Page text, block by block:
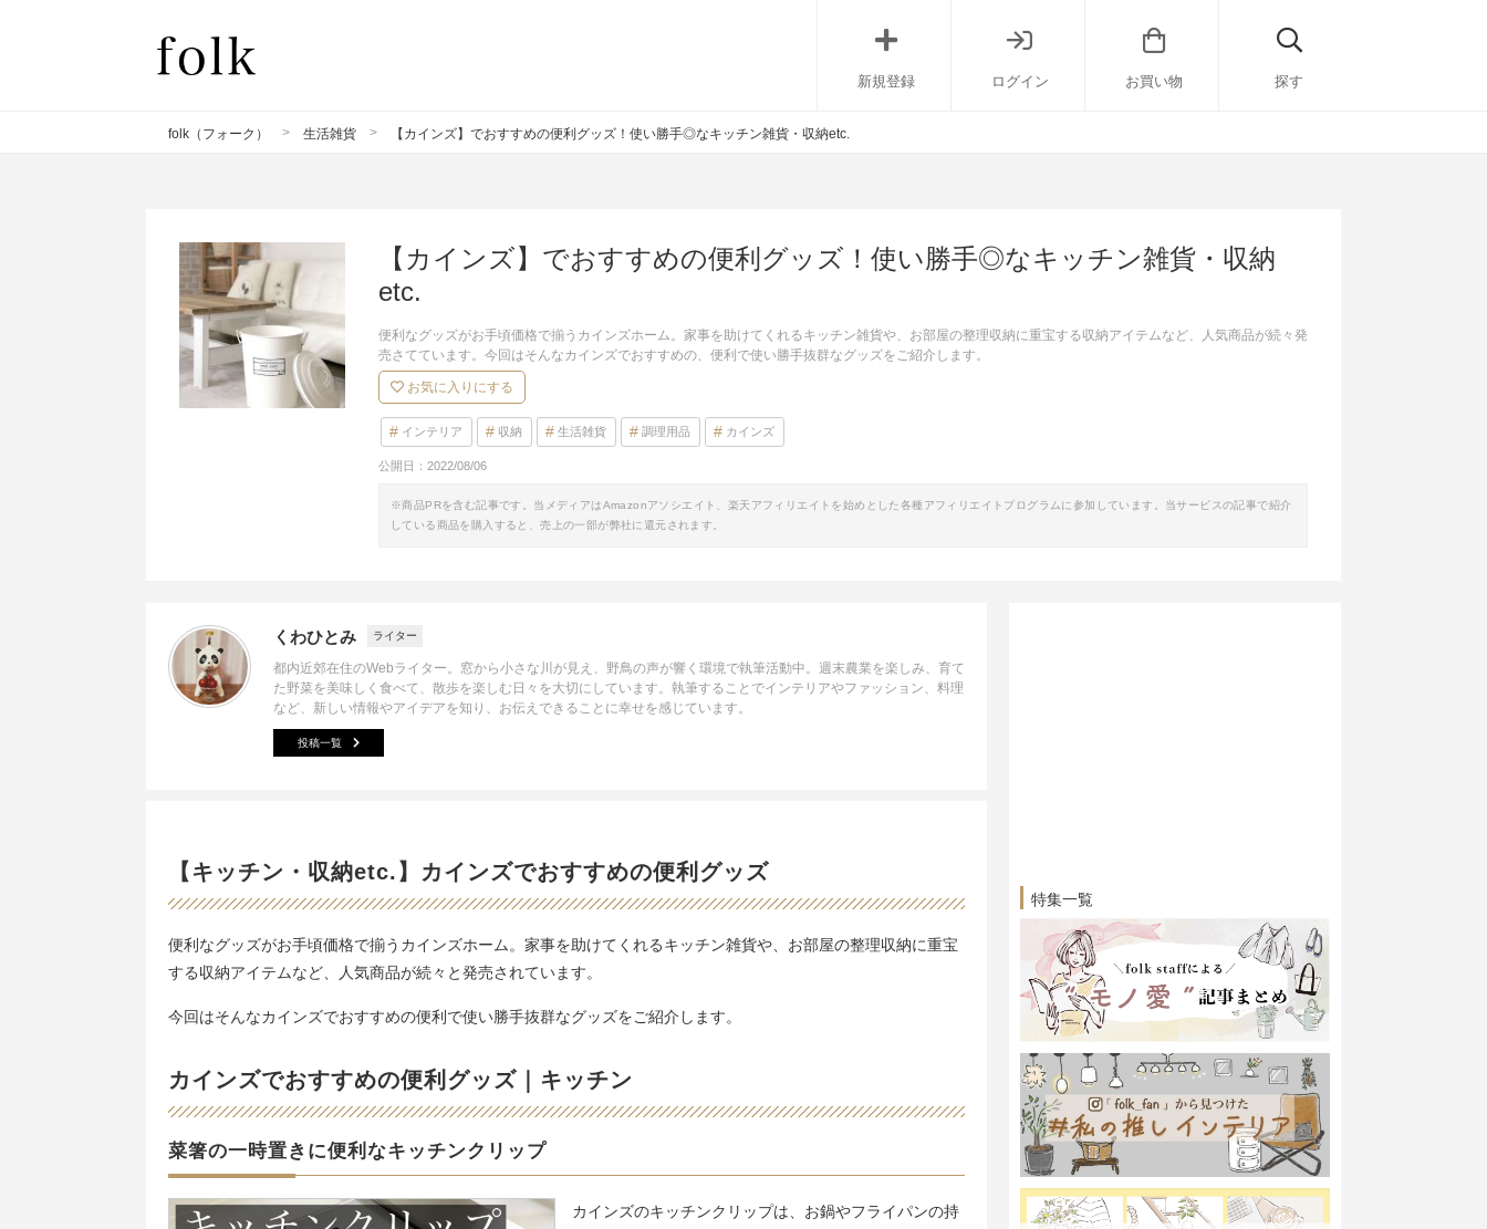
新規登録 ログイン お買い物 探す
folk（フォーク） 生活雑貨 【カインズ】でおすすめの便利グッズ！使い勝手◎なキッチン雑貨・収納etc.
【カインズ】でおすすめの便利グッズ！使い勝手◎なキッチン雑貨・収納
etc.
便利なグッズがお手頃価格で揃うカインズホーム。家事を助けてくれるキッチン雑貨や、お部屋の整理収納に重宝する収納アイテムなど、人気商品が続々発
売さてています。今回はそんなカインズでおすすめの、便利で使い勝手抜群なグッズをご紹介します。
お気に入りにする
インテリア 収納 生活雑貨 調理用品 カインズ
公開日： 2022/08/06
※商品PRを含む記事です。当メディアはAmazonアソシエイト、楽天アフィリエイトを始めとした各種アフィリエイトプログラムに参加しています。当サービスの記事で紹介
している商品を購入すると、売上の一部が弊社に還元されます。
くわひとみ ライター
都内近郊在住のWebライター。窓から小さな川が見え、野鳥の声が響く環境で執筆活動中。週末農業を楽しみ、育て
た野菜を美味しく食べて、散歩を楽しむ日々を大切にしています。執筆することでインテリアやファッション、料理
など、新しい情報やアイデアを知り、お伝えできることに幸せを感じています。
投稿一覧
【キッチン・収納etc.】カインズでおすすめの便利グッズ
便利なグッズがお手頃価格で揃うカインズホーム。家事を助けてくれるキッチン雑貨や、お部屋の整理収納に重宝
する収納アイテムなど、人気商品が続々と発売されています。
今回はそんなカインズでおすすめの便利で使い勝手抜群なグッズをご紹介します。
カインズでおすすめの便利グッズ｜キッチン
菜箸の一時置きに便利なキッチンクリップ
カインズのキッチンクリップは、お鍋やフライパンの持
特集一覧